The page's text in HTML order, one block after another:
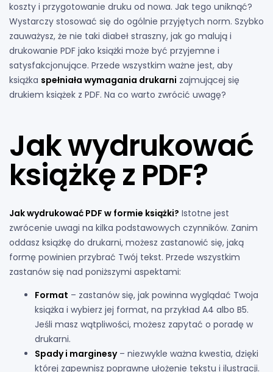
koszty i przygotowanie druku od nowa. Jak tego uniknąć?
Wystarczy stosować się do ogólnie przyjętych norm. Szybko
zauważysz, że nie taki diabeł straszny, jak go malują i
drukowanie PDF jako książki może być przyjemne i
satysfakcjonujące. Przede wszystkim ważne jest, aby
książka spełniała wymagania drukarni zajmującej się
drukiem książek z PDF. Na co warto zwrócić uwagę?
Jak wydrukować
książkę z PDF?
Jak wydrukować PDF w formie książki? Istotne jest
zwrócenie uwagi na kilka podstawowych czynników. Zanim
oddasz książkę do drukarni, możesz zastanowić się, jaką
formę powinien przybrać Twój tekst. Przede wszystkim
zastanów się nad poniższymi aspektami:
Format – zastanów się, jak powinna wyglądać Twoja
książka i wybierz jej format, na przykład A4 albo B5.
Jeśli masz wątpliwości, możesz zapytać o poradę w
drukarni.
Spady i marginesy– niezwykle ważna kwestia, dzięki
której zapewnisz poprawne ułożenie tekstu i ilustracji.